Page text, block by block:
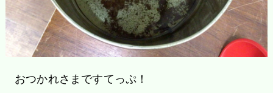
おつかれさまですてっぷ！